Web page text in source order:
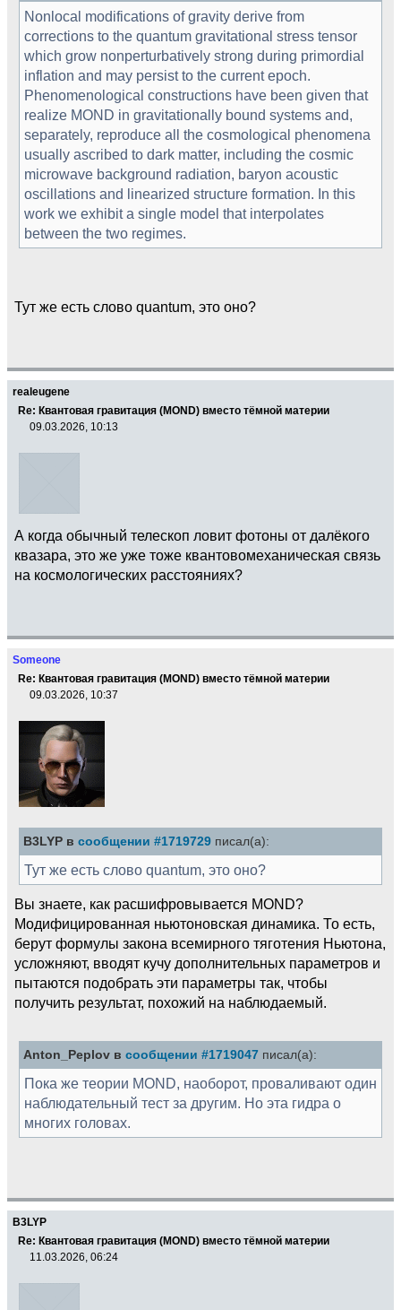
Nonlocal modifications of gravity derive from
corrections to the quantum gravitational stress tensor
which grow nonperturbatively strong during primordial
inflation and may persist to the current epoch.
Phenomenological constructions have been given that
realize MOND in gravitationally bound systems and,
separately, reproduce all the cosmological phenomena
usually ascribed to dark matter, including the cosmic
microwave background radiation, baryon acoustic
oscillations and linearized structure formation. In this
work we exhibit a single model that interpolates
between the two regimes.
Тут же есть слово quantum, это оно?
realeugene
Re: Квантовая гравитация (MOND) вместо тёмной материи
09.03.2026, 10:13
А когда обычный телескоп ловит фотоны от далёкого
квазара, это же уже тоже квантовомеханическая связь
на космологических расстояниях?
Someone
Re: Квантовая гравитация (MOND) вместо тёмной материи
09.03.2026, 10:37
B3LYP в сообщении #1719729 писал(а):
Тут же есть слово quantum, это оно?
Вы знаете, как расшифровывается MOND?
Модифицированная ньютоновская динамика. То есть,
берут формулы закона всемирного тяготения Ньютона,
усложняют, вводят кучу дополнительных параметров и
пытаются подобрать эти параметры так, чтобы
получить результат, похожий на наблюдаемый.
Anton_Peplov в сообщении #1719047 писал(а):
Пока же теории MOND, наоборот, проваливают один
наблюдательный тест за другим. Но эта гидра о
многих головах.
B3LYP
Re: Квантовая гравитация (MOND) вместо тёмной материи
11.03.2026, 06:24